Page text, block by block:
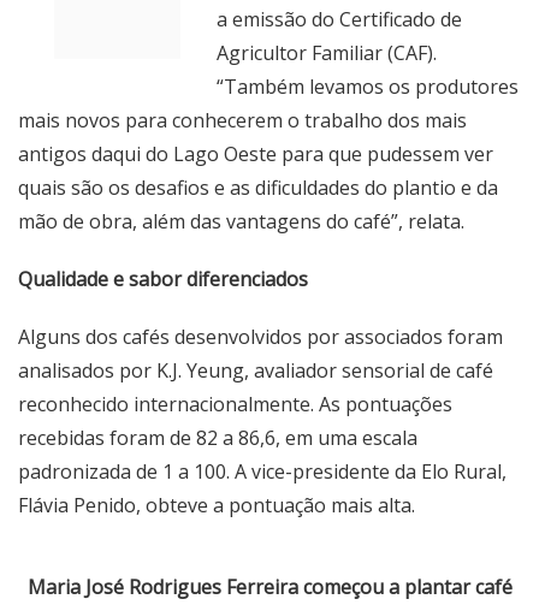
a emissão do Certificado de
Agricultor Familiar (CAF).
“Também levamos os produtores
mais novos para conhecerem o trabalho dos mais
antigos daqui do Lago Oeste para que pudessem ver
quais são os desafios e as dificuldades do plantio e da
mão de obra, além das vantagens do café”, relata.
Qualidade e sabor diferenciados
Alguns dos cafés desenvolvidos por associados foram
analisados por K.J. Yeung, avaliador sensorial de café
reconhecido internacionalmente. As pontuações
recebidas foram de 82 a 86,6, em uma escala
padronizada de 1 a 100. A vice-presidente da Elo Rural,
Flávia Penido, obteve a pontuação mais alta.
Maria José Rodrigues Ferreira começou a plantar café